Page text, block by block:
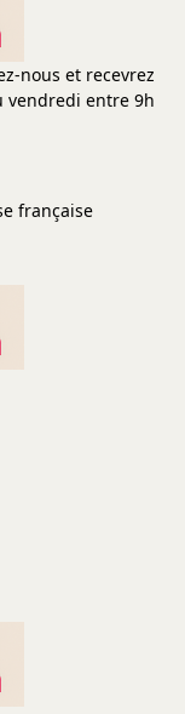
nous et recevrez
vendredi entre 9h
française